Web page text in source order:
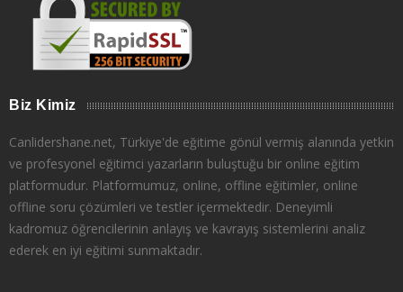
Biz Kimiz
Canlidershane.net, Türkiye'de eğitime gönül vermiş alanında yetkin
ve profesyonel eğitimci yazarların buluştuğu bir online eğitim
platformudur. Platformumuz, online, offline eğitimler, online
offline soru çözümleri ve testler içermektedir. Deneyimli
kadromuz öğrencilerinin anlayış ve kavrayış sistemlerini analiz
ederek en iyi eğitimi sunmaktadır.